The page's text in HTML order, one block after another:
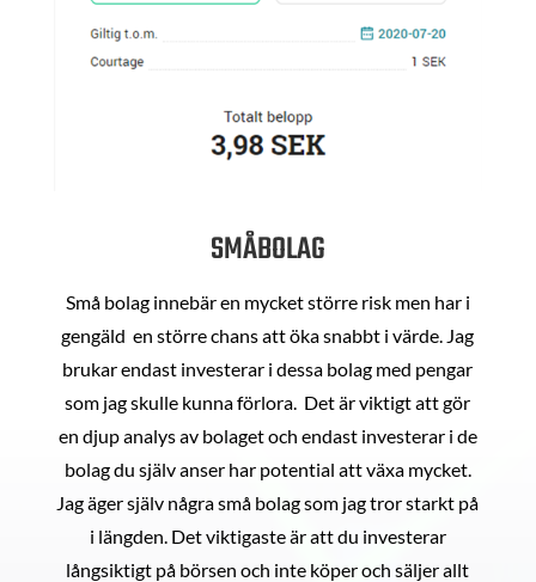
SMÅBOLAG
Små bolag innebär en mycket större risk men har i
gengäld en större chans att öka snabbt i värde. Jag
brukar endast investerar i dessa bolag med pengar
som jag skulle kunna förlora. Det är viktigt att gör
en djup analys av bolaget och endast investerar i de
bolag du själv anser har potential att växa mycket.
Jag äger själv några små bolag som jag tror starkt på
i längden. Det viktigaste är att du investerar
långsiktigt på börsen och inte köper och säljer allt